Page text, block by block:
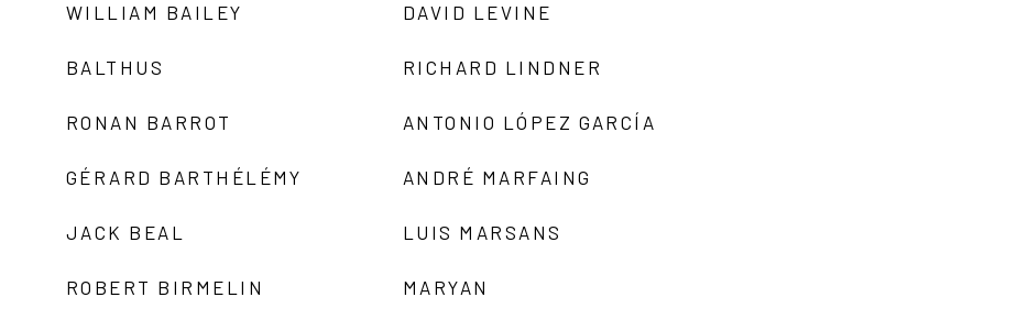
WILLIAM BAILEY
BALTHUS
RONAN BARROT
GÉRARD BARTHÉLÉMY
JACK BEAL
ROBERT BIRMELIN
DAVID LEVINE
RICHARD LINDNER
ANTONIO LÓPEZ GARCÍA
ANDRÉ MARFAING
LUIS MARSANS
MARYAN